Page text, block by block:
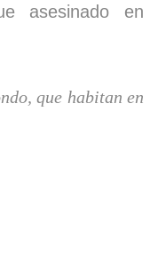
asesinado en
que habitan en